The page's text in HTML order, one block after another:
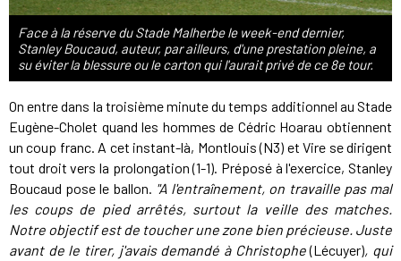
Face à la réserve du Stade Malherbe le week-end dernier,
Stanley Boucaud, auteur, par ailleurs, d'une prestation pleine, a
su éviter la blessure ou le carton qui l'aurait privé de ce 8e tour.
On entre dans la troisième minute du temps additionnel au Stade
Eugène-Cholet quand les hommes de Cédric Hoarau obtiennent
un coup franc. A cet instant-là, Montlouis (N3) et Vire se dirigent
tout droit vers la prolongation (1-1). Préposé à l'exercice, Stanley
Boucaud pose le ballon. "A l'entraînement, on travaille pas mal
les coups de pied arrêtés, surtout la veille des matches.
Notre objectif est de toucher une zone bien précieuse. Juste
avant de le tirer, j'avais demandé à Christophe(Lécuyer), qui